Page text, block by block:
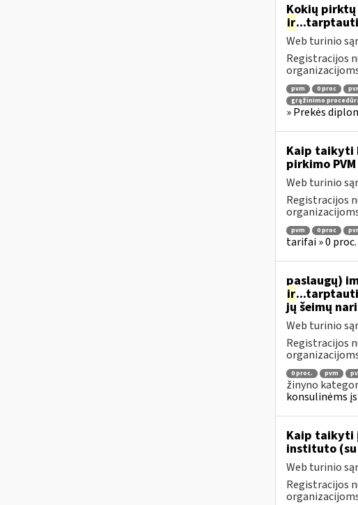
Kokių
ir
Web turinio
Registracijos
pvm 0 proc
grąžinimo
» Prekės
Kaip taikyti
pirkimo
Web turinio
Registracijos
pvm 0 proc
tarifai » 0
paslaugų)
ir
jų šeimų
Web turinio
Registracijos
0 proc. pvm
žinyno
konsulinėms
Kaip taikyti
instituto (su
Web turinio
Registracijos